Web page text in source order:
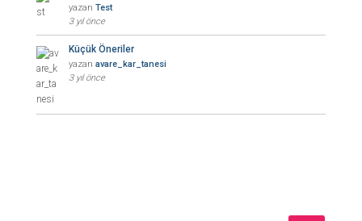
yazan Test
3 yıl önce
Küçük Öneriler
yazan avare_kar_tanesi
3 yıl önce